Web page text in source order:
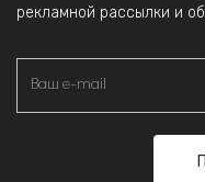
рекламной рассылки и